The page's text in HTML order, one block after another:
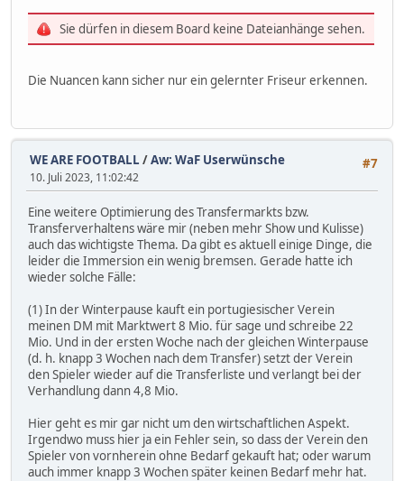
Sie dürfen in diesem Board keine Dateianhänge sehen.
Die Nuancen kann sicher nur ein gelernter Friseur erkennen.
#7
WE ARE FOOTBALL /Aw: WaF Userwünsche
10. Juli 2023, 11:02:42
Eine weitere Optimierung des Transfermarkts bzw.
Transferverhaltens wäre mir (neben mehr Show und Kulisse)
auch das wichtigste Thema. Da gibt es aktuell einige Dinge, die
leider die Immersion ein wenig bremsen. Gerade hatte ich
wieder solche Fälle:
(1) In der Winterpause kauft ein portugiesischer Verein
meinen DM mit Marktwert 8 Mio. für sage und schreibe 22
Mio. Und in der ersten Woche nach der gleichen Winterpause
(d. h. knapp 3 Wochen nach dem Transfer) setzt der Verein
den Spieler wieder auf die Transferliste und verlangt bei der
Verhandlung dann 4,8 Mio.
Hier geht es mir gar nicht um den wirtschaftlichen Aspekt.
Irgendwo muss hier ja ein Fehler sein, so dass der Verein den
Spieler von vornherein ohne Bedarf gekauft hat; oder warum
auch immer knapp 3 Wochen später keinen Bedarf mehr hat.